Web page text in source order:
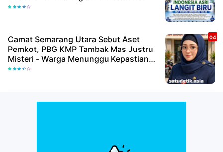
Citepus
Camat Semarang Utara Sebut Aset
Pemkot, PBG KMP Tambak Mas Justru
Misteri - Warga Menunggu Kepastian
Hukum